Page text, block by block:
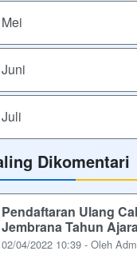
Mei
Juni
Juli
Dikomentari
Pendaftaran Ulang
Jembrana Tahun
02/04/2022 10:39 - Oleh